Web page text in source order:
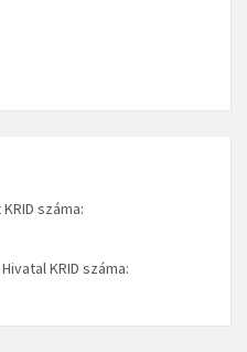
száma:
KRID száma: